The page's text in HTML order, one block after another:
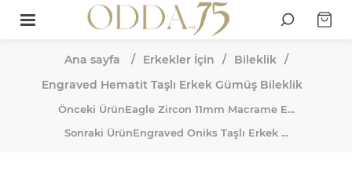
Ana sayfa / Erkekler İçin / Bileklik /
Engraved Hematit Taşlı Erkek Gümüş Bileklik
Önceki ÜrünEagle Zircon 11mm Macrame E...
Sonraki ÜrünEngraved Oniks Taşlı Erkek ...